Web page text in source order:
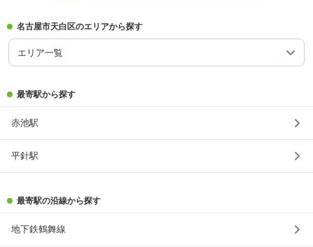
名古屋市天白区のエリアから探す
エリア一覧
最寄駅から探す
赤池駅
平針駅
最寄駅の沿線から探す
地下鉄鶴舞線